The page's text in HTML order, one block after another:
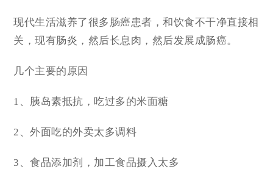
现代生活滋养了很多肠癌患者，和饮食不干净直接相
关，现有肠炎，然后长息肉，然后发展成肠癌。
几个主要的原因
1、胰岛素抵抗，吃过多的米面糖
2、外面吃的外卖太多调料
3、食品添加剂，加工食品摄入太多